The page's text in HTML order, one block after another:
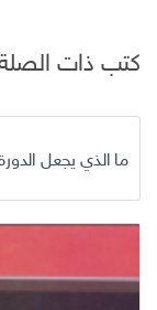
كتب ذات
ما الذي يجعل